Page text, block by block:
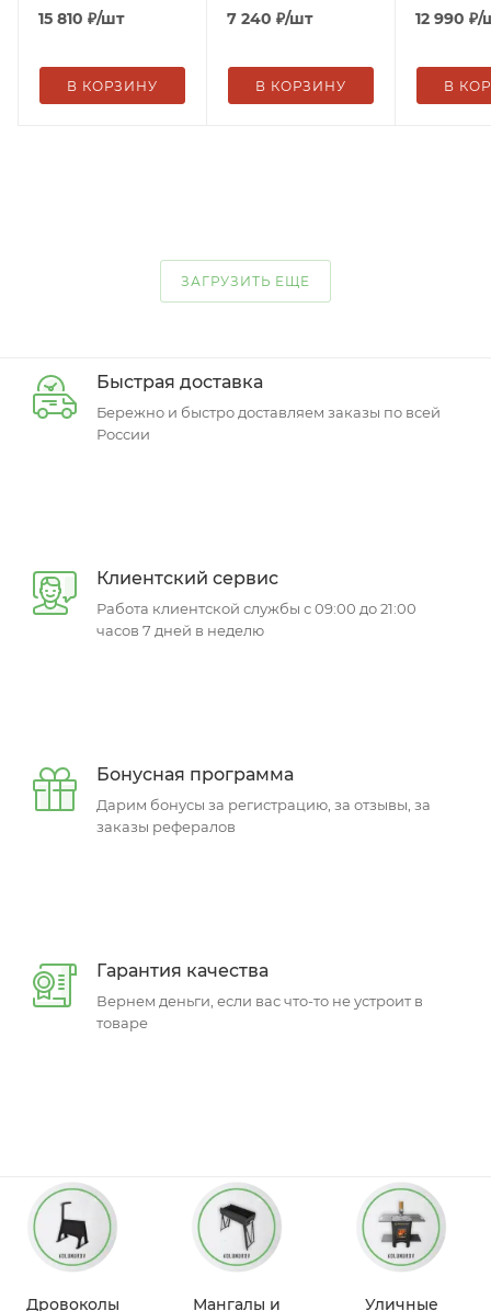
15 810 ₽/шт
В КОРЗИНУ
7 240 ₽/шт
В КОРЗИНУ
12 990 ₽/
В
ЗАГРУЗИТЬ ЕЩЕ
Быстрая доставка
Бережно и быстро доставляем заказы по всей
России
Клиентский сервис
Работа клиентской службы с 09:00 до 21:00
часов 7 дней в неделю
Бонусная программа
Дарим бонусы за регистрацию, за отзывы, за
заказы рефералов
Гарантия качества
Вернем деньги, если вас что-то не устроит в
товаре
Дровоколы
Мангалы и
Уличные